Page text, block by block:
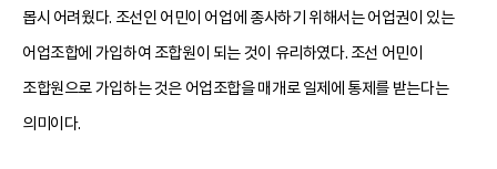
몹시 어려웠다. 조선인 어민이 어업에 종사하기 위해서는 어업권이 있는
어업조합에 가입하여 조합원이 되는 것이 유리하였다. 조선 어민이
조합원으로 가입하는 것은 어업조합을 매개로 일제에 통제를 받는다는
의미이다.